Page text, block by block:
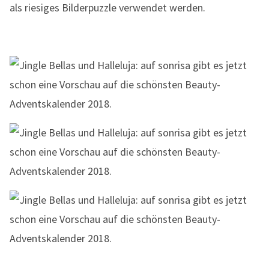
als riesiges Bilderpuzzle verwendet werden.